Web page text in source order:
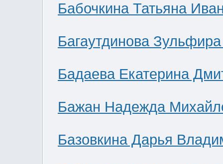
Бабочкина Татьяна
Багаутдинова
Бадаева Екатерина
Бажан Надежда
Базовкина Дарья